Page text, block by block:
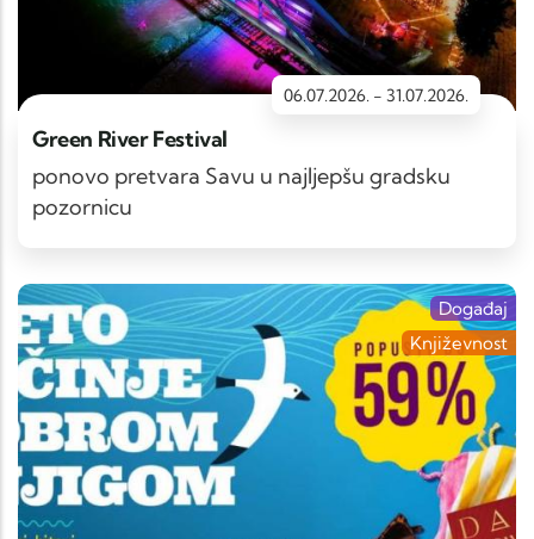
06.07.2026. - 31.07.2026.
Green River Festival
ponovo pretvara Savu u najljepšu gradsku
pozornicu
Događaj
Književnost